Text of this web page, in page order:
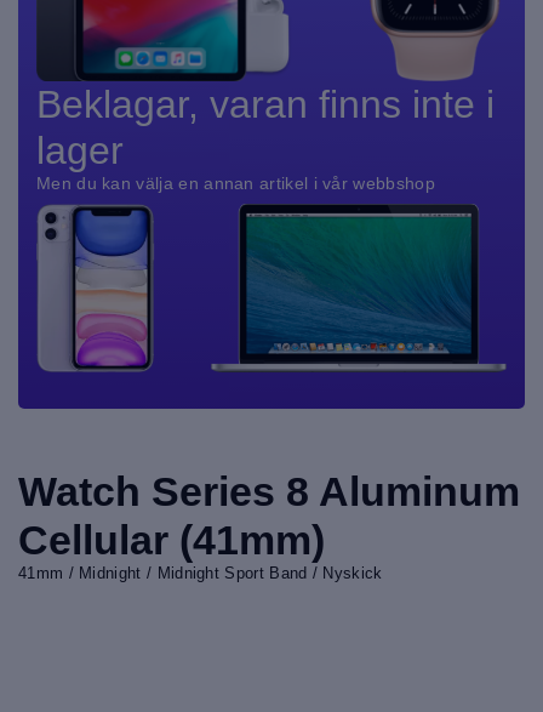
Beklagar, varan finns inte i
lager
Men du kan välja en annan artikel i vår webbshop
Watch Series 8 Aluminum
Cellular (41mm)
41mm / Midnight / Midnight Sport Band / Nyskick